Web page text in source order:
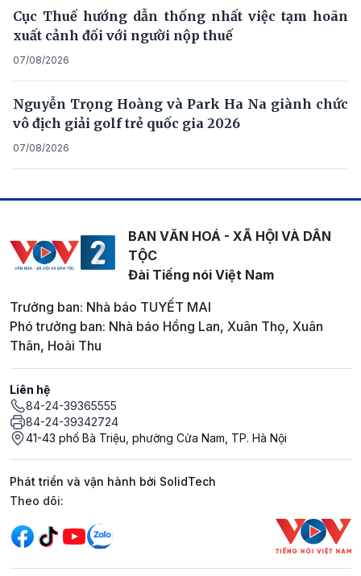
Cục Thuế hướng dẫn thống nhất việc tạm hoãn
xuất cảnh đối với người nộp thuế
07/08/2026
Nguyễn Trọng Hoàng và Park Ha Na giành chức
vô địch giải golf trẻ quốc gia 2026
07/08/2026
BAN VĂN HOÁ - XÃ HỘI VÀ DÂN
TỘC
Đài Tiếng nói Việt Nam
Trưởng ban: Nhà báo TUYẾT MAI
Phó trưởng ban: Nhà báo Hồng Lan, Xuân Thọ, Xuân
Thân, Hoài Thu
Liên hệ
84-24-39365555
84-24-39342724
41-43 phố Bà Triệu, phường Cửa Nam, TP. Hà Nội
Phát triển và vận hành bởi SolidTech
Mạng xã hội
Theo dõi: